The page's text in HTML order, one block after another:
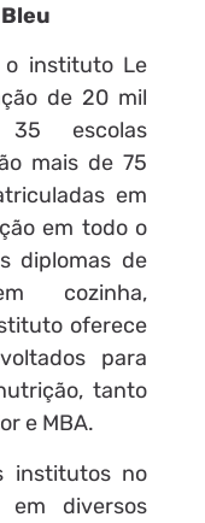
o instituto Le
de 20 mil
35 escolas
mais de 75
em
em todo o
diplomas de
cozinha,
oferece
para
tanto
e MBA.
institutos no
diversos